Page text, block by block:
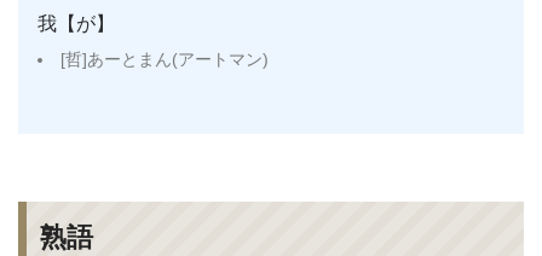
我【が】
[哲]あーとまん(アートマン)
熟語